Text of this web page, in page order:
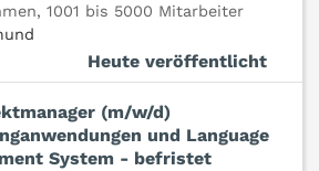
1001 bis 5000 Mitarbeiter
Heute veröffentlicht
(m/w/d)
und Language
System - befristet